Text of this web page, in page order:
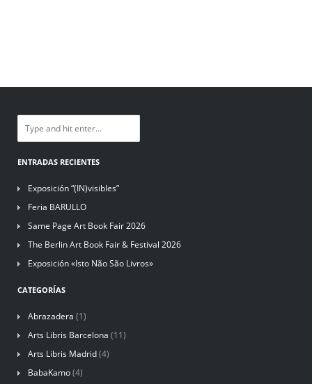
ENTRADAS RECIENTES
Exposición “(IN)visibles”
Feria BARULLO
Same Page Art Book Fair 2026
The Berlin Art Book Fair & Festival 2026
Exposición «Isto Não São Livros»
CATEGORÍAS
Abrazadera (1)
Arts Libris Barcelona (11)
Arts Libris Madrid(4)
BabaKamo(4)